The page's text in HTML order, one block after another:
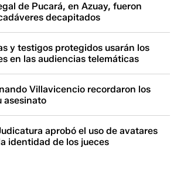
de Pucará, en Azuay, fueron
decapitados
y testigos protegidos usarán los
en las audiencias telemáticas
Villavicencio recordaron los
asesinato
aprobó el uso de avatares
identidad de los jueces